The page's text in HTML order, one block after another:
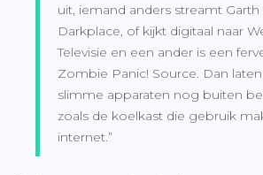
uit, iemand anders streamt Garth
Darkplace, of kijkt digitaal naar
Televisie en een ander is een
Zombie Panic! Source. Dan
slimme apparaten nog buiten
zoals de koelkast die gebruik
internet.”